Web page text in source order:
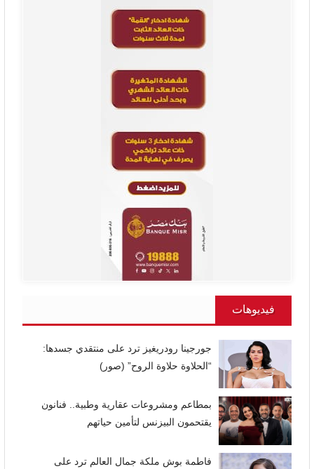
فيديوهات
جورجينا رودريغيز ترد على منتقدي جسدها:
“الحلاوة حلاوة الروح” (صور)
بمطاعم ومشروعات عقارية وطبية.. فنانون
يقتحمون البيزنس لتأمين حياتهم
فاطمة بوش ملكة جمال العالم ترد على